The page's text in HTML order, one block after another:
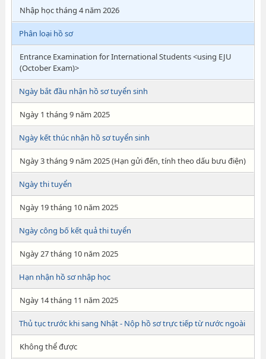
Nhập học tháng 4 năm 2026
Phân loại hồ sơ
Entrance Examination for International Students <using EJU
(October Exam)>
Ngày bắt đầu nhận hồ sơ tuyển sinh
Ngày 1 tháng 9 năm 2025
Ngày kết thúc nhận hồ sơ tuyển sinh
Ngày 3 tháng 9 năm 2025 (Hạn gửi đến, tính theo dấu bưu điện)
Ngày thi tuyển
Ngày 19 tháng 10 năm 2025
Ngày công bố kết quả thi tuyển
Ngày 27 tháng 10 năm 2025
Hạn nhận hồ sơ nhập học
Ngày 14 tháng 11 năm 2025
Thủ tục trước khi sang Nhật - Nộp hồ sơ trực tiếp từ nước ngoài
Không thể được